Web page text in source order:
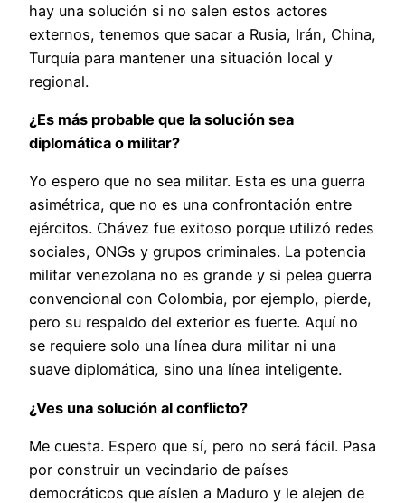
hay una solución si no salen estos actores
externos, tenemos que sacar a Rusia, Irán, China,
Turquía para mantener una situación local y
regional.
¿Es más probable que la solución sea
diplomática o militar?
Yo espero que no sea militar. Esta es una guerra
asimétrica, que no es una confrontación entre
ejércitos. Chávez fue exitoso porque utilizó redes
sociales, ONGs y grupos criminales. La potencia
militar venezolana no es grande y si pelea guerra
convencional con Colombia, por ejemplo, pierde,
pero su respaldo del exterior es fuerte. Aquí no
se requiere solo una línea dura militar ni una
suave diplomática, sino una línea inteligente.
¿Ves una solución al conflicto?
Me cuesta. Espero que sí, pero no será fácil. Pasa
por construir un vecindario de países
democráticos que aíslen a Maduro y le alejen de